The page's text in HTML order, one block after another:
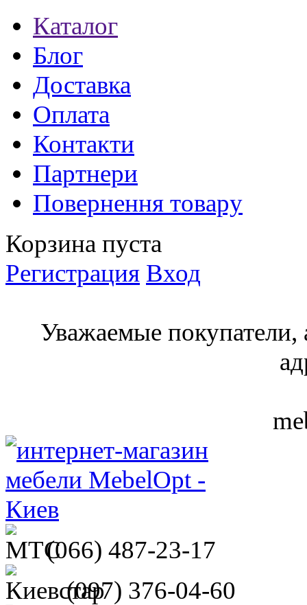
Каталог
Блог
Доставка
Оплата
Контакти
Партнери
Повернення товару
Корзина пуста
Регистрация Вход
Уважаемые покупатели,
(066) 487-23-17
(097) 376-04-60